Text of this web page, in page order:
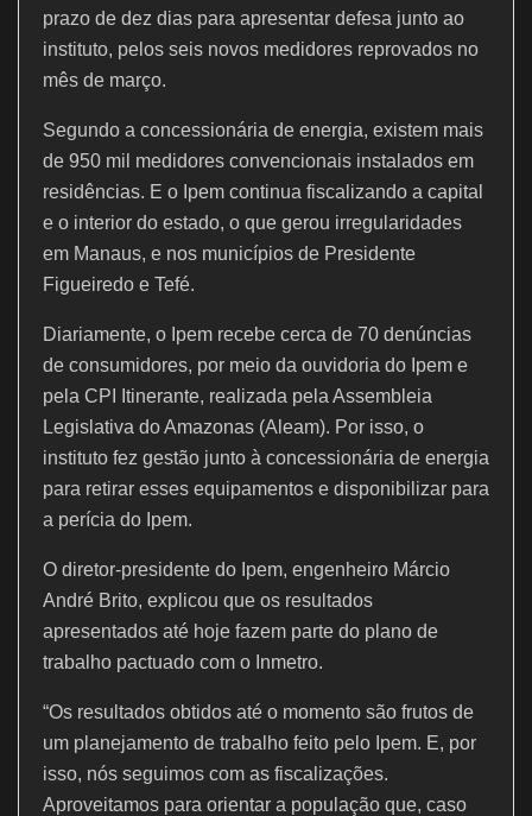
prazo de dez dias para apresentar defesa junto ao
instituto, pelos seis novos medidores reprovados no
mês de março.
Segundo a concessionária de energia, existem mais
de 950 mil medidores convencionais instalados em
residências. E o Ipem continua fiscalizando a capital
e o interior do estado, o que gerou irregularidades
em Manaus, e nos municípios de Presidente
Figueiredo e Tefé.
Diariamente, o Ipem recebe cerca de 70 denúncias
de consumidores, por meio da ouvidoria do Ipem e
pela CPI Itinerante, realizada pela Assembleia
Legislativa do Amazonas (Aleam). Por isso, o
instituto fez gestão junto à concessionária de energia
para retirar esses equipamentos e disponibilizar para
a perícia do Ipem.
O diretor-presidente do Ipem, engenheiro Márcio
André Brito, explicou que os resultados
apresentados até hoje fazem parte do plano de
trabalho pactuado com o Inmetro.
“Os resultados obtidos até o momento são frutos de
um planejamento de trabalho feito pelo Ipem. E, por
isso, nós seguimos com as fiscalizações.
Aproveitamos para orientar a população que, caso